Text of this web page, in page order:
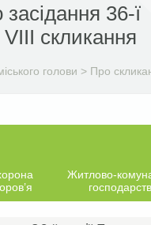
36-ї
VIIІ скликання
голови > Про
Житлово-